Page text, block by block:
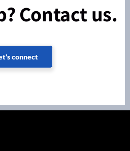
Contact us.
connect